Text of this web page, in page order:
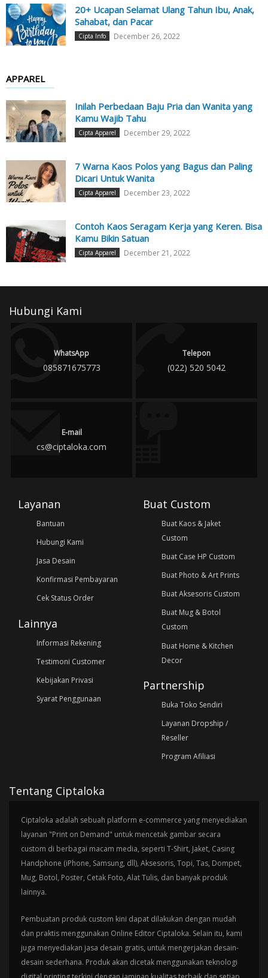
20+ Ucapan Selamat Ulang Tahun Ibu, Anak,
Sahabat, dan Pacar
Cipta Info December 26, 2022
APPAREL
Inilah Perbedaan Baju Pria dan Wanita yang
Kamu Wajib Tahu
Cipta Apparel December 29, 2022
7 Warna Kaos Polos yang Bagus dan Paling
Dicari Untuk Wanita
Cipta Apparel December 23, 2022
Contoh Kaos Seragam Kerja yang Keren. Bisa
Kamu Bikin Satuan
Cipta Apparel December 21, 2022
Hubungi Kami
WhatsApp
085871675773
Telepon
(022) 520 5042
E-mail
cs@ciptaloka.com
Layanan
Bantuan
Hubungi Kami
Jasa Desain
Konfirmasi Pembayaran
Cek Status Order
Lainnya
Informasi Rekening
Testimoni Customer
Kebijakan Privasi
Syarat Penggunaan
Buat Custom
Buat Kaos & Jaket
Custom
Buat Case HP Custom
Buat Photo & Art Prints
Buat Aksesoris Custom
Buat Mug & Botol
Custom
Buat Home & Kitchen
Decor
Partnership
Buka Toko Sendiri
Layanan Dropship /
Reseller
Program Afiliasi
Tentang Ciptaloka
Ciptaloka adalah sebuah platform e-commerce yang menyediakan
layanan "Print on Demand" untuk mencetak gambar secara
custom di berbagai macam media, seperti T-Shirt, Jaket, Casing
Handphone (iPhone, Samsung, dll), Aksesoris, Topi, Tas, Dompet,
Mug, Botol, Poster, Cetak Foto, Alat Tulis, dan banyak produk
lainnya.
Pembuatan produk custom kini dapat dilakukan dengan mudah
dan praktis menggunakan Online Editor Ciptaloka. Selain itu, kami
juga menyediakan jasa desain gratis, untuk mengerjakan desain-
desain sederhana. Produk akan dicetak menggunakan teknologi